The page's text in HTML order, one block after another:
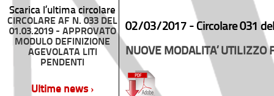
Scarica l’ultima circolare
CIRCOLARE AF N. 033 DEL
01.03.2019 - APPROVATO
MODULO DEFINIZIONE
AGEVOLATA LITI
PENDENTI
Ultime news ›
02/03/2017 - Circolare 031
NUOVE MODALITA’